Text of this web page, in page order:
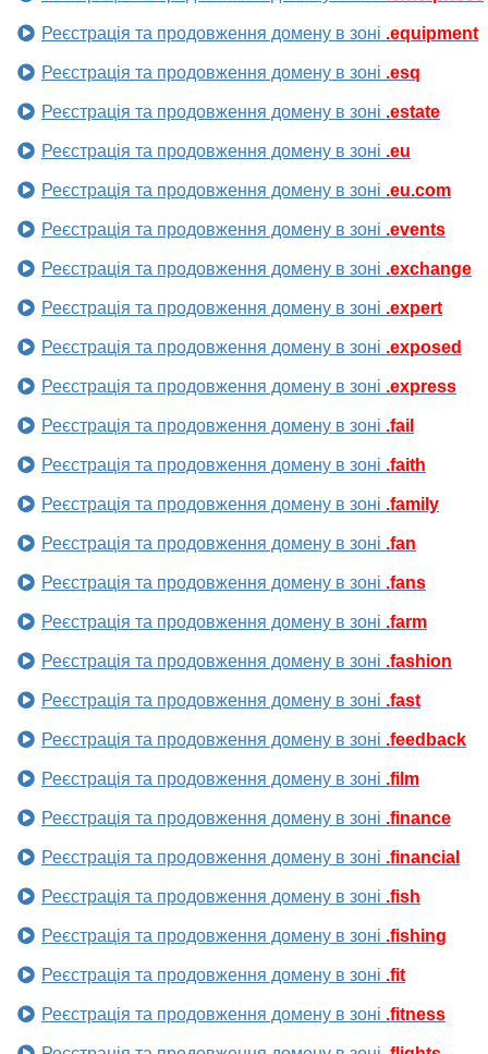
Реєстрація та продовження домену в зоні .equipment
Реєстрація та продовження домену в зоні .esq
Реєстрація та продовження домену в зоні .estate
Реєстрація та продовження домену в зоні .eu
Реєстрація та продовження домену в зоні .eu.com
Реєстрація та продовження домену в зоні .events
Реєстрація та продовження домену в зоні .exchange
Реєстрація та продовження домену в зоні .expert
Реєстрація та продовження домену в зоні .exposed
Реєстрація та продовження домену в зоні .express
Реєстрація та продовження домену в зоні .fail
Реєстрація та продовження домену в зоні .faith
Реєстрація та продовження домену в зоні .family
Реєстрація та продовження домену в зоні .fan
Реєстрація та продовження домену в зоні .fans
Реєстрація та продовження домену в зоні .farm
Реєстрація та продовження домену в зоні .fashion
Реєстрація та продовження домену в зоні .fast
Реєстрація та продовження домену в зоні .feedback
Реєстрація та продовження домену в зоні .film
Реєстрація та продовження домену в зоні .finance
Реєстрація та продовження домену в зоні .financial
Реєстрація та продовження домену в зоні .fish
Реєстрація та продовження домену в зоні .fishing
Реєстрація та продовження домену в зоні .fit
Реєстрація та продовження домену в зоні .fitness